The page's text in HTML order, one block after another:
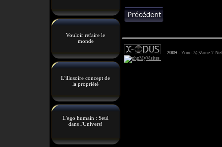
Vouloir refaire le
monde
L'illusoire concept de
la propriété
L'ego humain : Seul
dans l'Univers!
2009 - Zone-7@Zone-7.Net